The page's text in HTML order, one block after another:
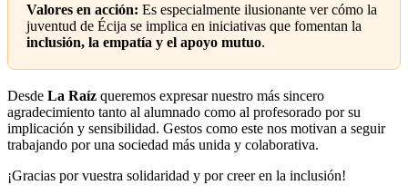
Valores en acción: Es especialmente ilusionante ver cómo la
juventud de Écija se implica en iniciativas que fomentan la
inclusión, la empatía y el apoyo mutuo.
Desde La Raíz queremos expresar nuestro más sincero
agradecimiento tanto al alumnado como al profesorado por su
implicación y sensibilidad. Gestos como este nos motivan a seguir
trabajando por una sociedad más unida y colaborativa.
¡Gracias por vuestra solidaridad y por creer en la inclusión!